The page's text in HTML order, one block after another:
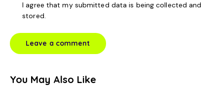
I agree that my submitted data is being collected and
stored.
You May Also Like